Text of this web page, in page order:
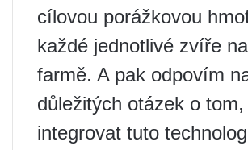
cílovou porážkovou
každé jednotlivé zvíře
farmě. A pak odpovím
důležitých otázek o
integrovat tuto